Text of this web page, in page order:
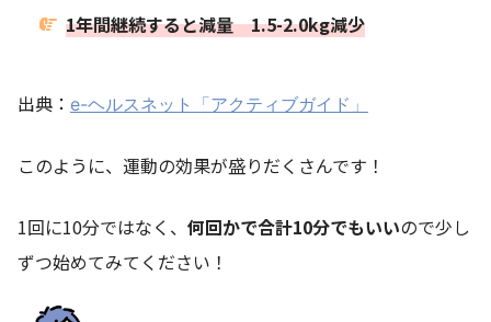
1年間継続すると減量 1.5-2.0kg減少
出典： e-ヘルスネット「アクティブガイド」
このように、運動の効果が盛りだくさんです！
1回に10分ではなく、 何回かで合計10分でもいいので少し
ずつ始めてみてください！